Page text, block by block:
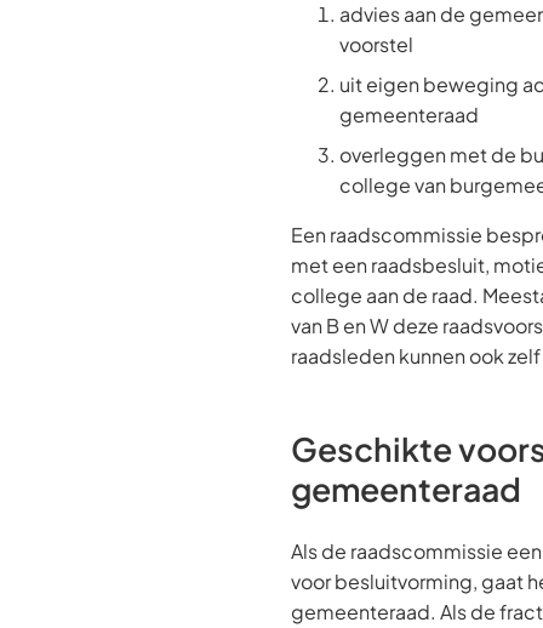
advies aan de
voorstel
uit eigen beweging
gemeenteraad
overleggen met de
college van
Een raadscommissie
met een raadsbesluit,
college aan de raad.
van B en W deze
raadsleden kunnen ook
Geschikte
gemeenteraad
Als de raadscommissie
voor besluitvorming, gaat
gemeenteraad. Als de